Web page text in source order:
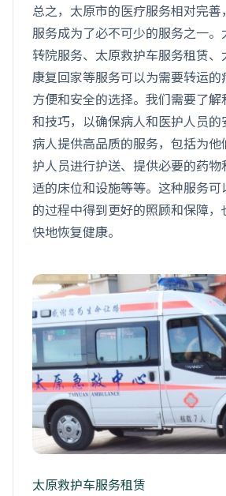
总之，太原市的医疗服务相对完
服务成为了必不可少的服务之一。
转院服务、太原救护车服务租赁
康复回家等服务可以为需要转运
方便和安全的选择。我们需要了
和技巧，以确保病人和医护人员
病人提供高品质的服务，包括为
护人员进行护送、提供必要的药
适的床位和设施等等。这种服务可
的过程中得到更好的照顾和保障
快地恢复健康。
太原救护车服务租赁